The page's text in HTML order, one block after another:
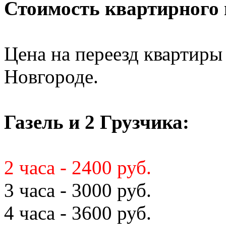
Стоимость квартирного
Цена на переезд
Новгороде.
Газель и 2 Грузчика:
2 часа - 2400 руб.
3 часа - 3000 руб.
4 часа - 3600 руб.